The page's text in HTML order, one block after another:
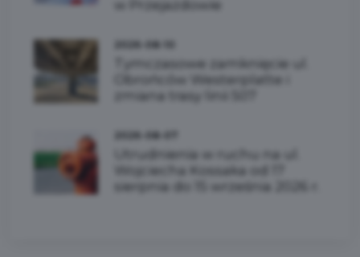
w Przejazdowie
Tymczasowe zamknięcie ul.
Obrońców Westerplatte i
zmiana trasy linii 507
Utrudnienia w ruchu na ul.
Wojciecha Kossaka od 17
sierpnia do 15 września 2026 r.